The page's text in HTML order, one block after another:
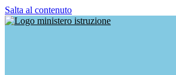
Salta al contenuto